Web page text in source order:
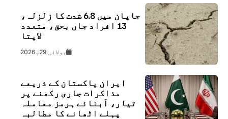
جاپان میں 6.8 شدت کا زلزلہ،
13 افراد جاں بحق، متعدد
لاپتا
جولائی 29, 2026
ایران پاکستان کے ذریعے
مذاکرات جاری رکھنے پر
تیار، آبنائے ہرمز معاملہ
پہلے اٹھانے کا مطالبہ